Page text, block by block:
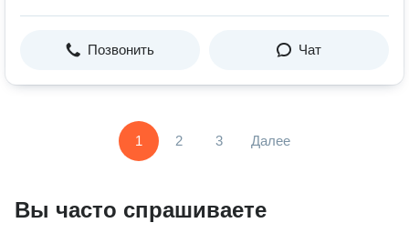
Позвонить Чат
1 2 3 Далее
Вы часто спрашиваете